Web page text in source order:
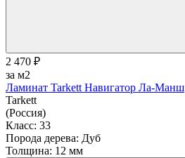
2 470 ₽
за м2
Ламинат Tarkett Навигатор Ла-Манш
Tarkett
(Россия)
Класс: 33
Порода дерева: Дуб
Толщина: 12 мм